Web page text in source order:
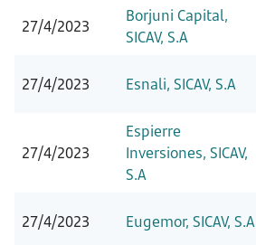
27/4/2023
Borjuni Capital,
SICAV, S.A
27/4/2023 Esnali, SICAV, S.A
27/4/2023
Espierre
Inversiones, SICAV,
S.A
27/4/2023 Eugemor, SICAV, S.A